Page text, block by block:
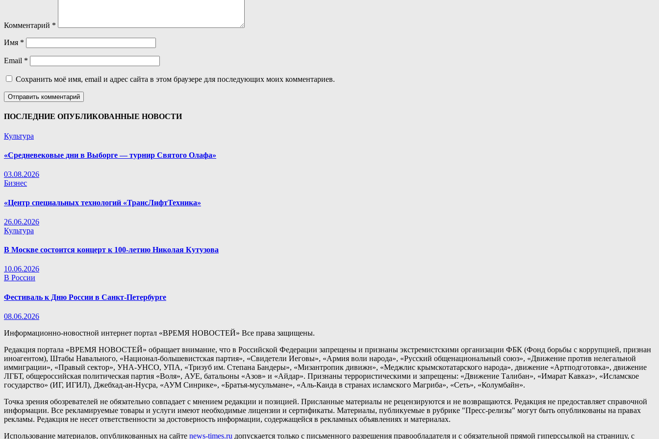
Комментарий *
Имя *
Email *
Сохранить моё имя, email и адрес сайта в этом браузере для последующих моих комментариев.
ПОСЛЕДНИЕ ОПУБЛИКОВАННЫЕ НОВОСТИ
Культура
«Средневековые дни в Выборге — турнир Святого Олафа»
03.08.2026
Бизнес
«Центр специальных технологий «ТрансЛифтТехника»
26.06.2026
Культура
В Москве состоится концерт к 100-летию Николая Кутузова
10.06.2026
В России
Фестиваль к Дню России в Санкт-Петербурге
08.06.2026
Информационно-новостной интернет портал «ВРЕМЯ НОВОСТЕЙ» Все права защищены.
Редакция портала «ВРЕМЯ НОВОСТЕЙ» обращает внимание, что в Российской Федерации запрещены и признаны экстремистскими организации ФБК (Фонд борьбы с коррупцией, признан
иноагентом), Штабы Навального, «Национал-большевистская партия», «Свидетели Иеговы», «Армия воли народа», «Русский общенациональный союз», «Движение против нелегальной
иммиграции», «Правый сектор», УНА-УНСО, УПА, «Тризуб им. Степана Бандеры», «Мизантропик дивижн», «Меджлис крымскотатарского народа», движение «Артподготовка», движение
ЛГБТ, общероссийская политическая партия «Воля», АУЕ, батальоны «Азов» и «Айдар». Признаны террористическими и запрещены: «Движение Талибан», «Имарат Кавказ», «Исламское
государство» (ИГ, ИГИЛ), Джебхад-ан-Нусра, «АУМ Синрике», «Братья-мусульмане», «Аль-Каида в странах исламского Магриба», «Сеть», «Колумбайн».
Точка зрения обозревателей не обязательно совпадает с мнением редакции и позицией. Присланные материалы не рецензируются и не возвращаются. Редакция не предоставляет справочной
информации. Все рекламируемые товары и услуги имеют необходимые лицензии и сертификаты. Материалы, публикуемые в рубрике "Пресс-релизы" могут быть опубликованы на правах
рекламы. Редакция не несет ответственности за достоверность информации, содержащейся в рекламных объявлениях и материалах.
Использование материалов, опубликованных на сайте news-times.ru допускается только с письменного разрешения правообладателя и с обязательной прямой гиперссылкой на страницу, с